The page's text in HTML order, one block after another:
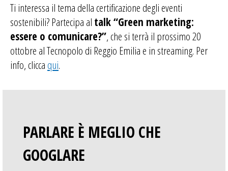
Ti interessa il tema della certificazione degli eventi
sostenibili? Partecipa al talk “Green marketing:
essere o comunicare?”, che si terrà il prossimo20
ottobre al Tecnopolo di Reggio Emilia e in streaming. Per
info, clicca qui.
PARLARE È MEGLIO CHE
GOOGLARE